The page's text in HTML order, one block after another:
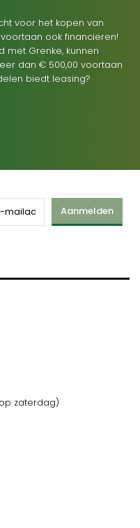
voor het kopen van
ook financieren!
met Grenke, kunnen
dan € 500,00 voortaan
biedt leasing?
Aanmelden
zaterdag)